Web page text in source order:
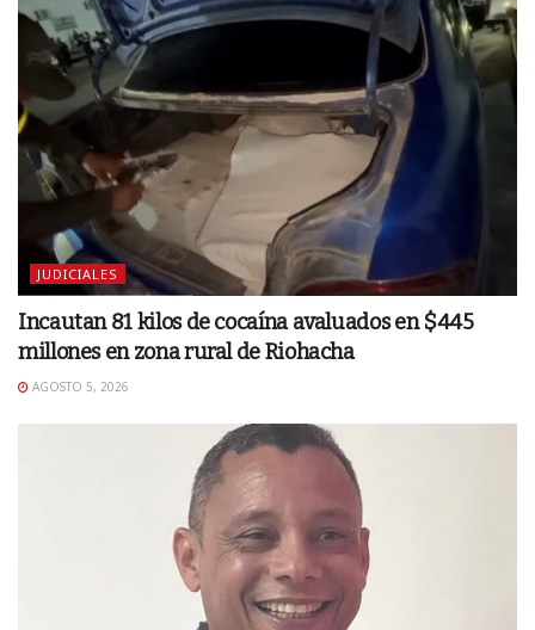
JUDICIALES
Incautan 81 kilos de cocaína avaluados en $445
millones en zona rural de Riohacha
AGOSTO 5, 2026